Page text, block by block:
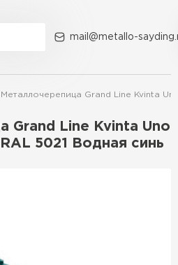
mail@metallo-
Металлочерепица Grand Line Kvinta
Grand Line Kvinta Uno
5021 Водная синь
О компании Контакты